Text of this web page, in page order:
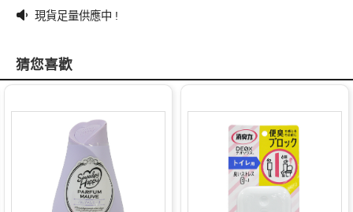
現貨足量供應中 !
猜您喜歡